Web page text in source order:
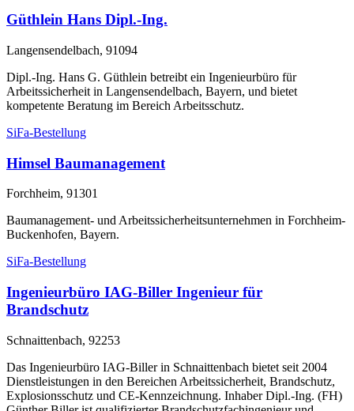
Güthlein Hans Dipl.-Ing.
Langensendelbach, 91094
Dipl.-Ing. Hans G. Güthlein betreibt ein Ingenieurbüro für
Arbeitssicherheit in Langensendelbach, Bayern, und bietet
kompetente Beratung im Bereich Arbeitsschutz.
SiFa-Bestellung
Himsel Baumanagement
Forchheim, 91301
Baumanagement- und Arbeitssicherheitsunternehmen in Forchheim-
Buckenhofen, Bayern.
SiFa-Bestellung
Ingenieurbüro IAG-Biller Ingenieur für
Brandschutz
Schnaittenbach, 92253
Das Ingenieurbüro IAG-Biller in Schnaittenbach bietet seit 2004
Dienstleistungen in den Bereichen Arbeitssicherheit, Brandschutz,
Explosionsschutz und CE-Kennzeichnung. Inhaber Dipl.-Ing. (FH)